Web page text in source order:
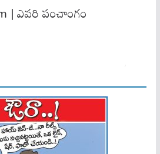
| ఎవరి పంచాంగం